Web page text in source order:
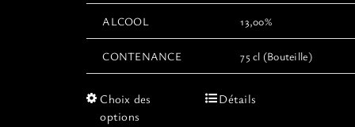
ALCOOL 13,00%
CONTENANCE 75 cl (Bouteille)
Choix des
options
CeDétails